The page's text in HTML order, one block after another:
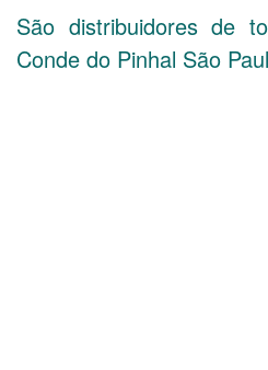
São distribuidores de
Conde do Pinhal São